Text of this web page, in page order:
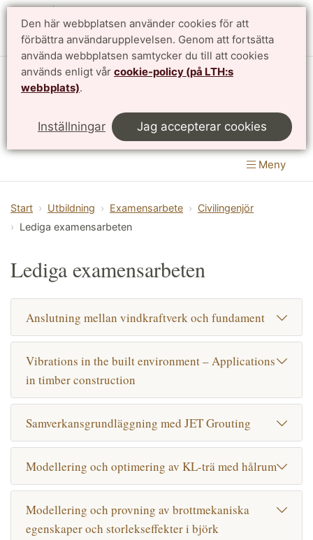
Den här webbplatsen använder cookies för att
förbättra användarupplevelsen. Genom att fortsätta
använda webbplatsen samtycker du till att cookies
används enligt vår cookie-policy (på LTH:s
webbplats).
Inställningar Jag accepterar cookies
Avdelningen för byggnadsmekanik
Institutionen för byggvetenskaper|LTH, Lunds
Tekniska Högskola
Meny
Start Utbildning Examensarbete
Civilingenjör
Lediga examensarbeten
Lediga examensarbeten
Anslutning mellan vindkraftverk och fundament
Vibrations in the built environment – Applications
in timber construction
Samverkansgrundläggning med JET Grouting
Modellering och optimering av KL-trä med hålrum
Modellering och provning av brottmekaniska
egenskaper och storlekseffekter i björk